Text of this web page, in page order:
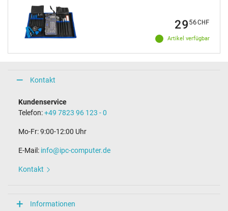
Artikel verfügbar
2956CHF
Kontakt
Kundenservice
Telefon:+49 7823 96 123 - 0
Mo-Fr: 9:00-12:00 Uhr
E-Mail: info@ipc-computer.de
Kontakt
Informationen